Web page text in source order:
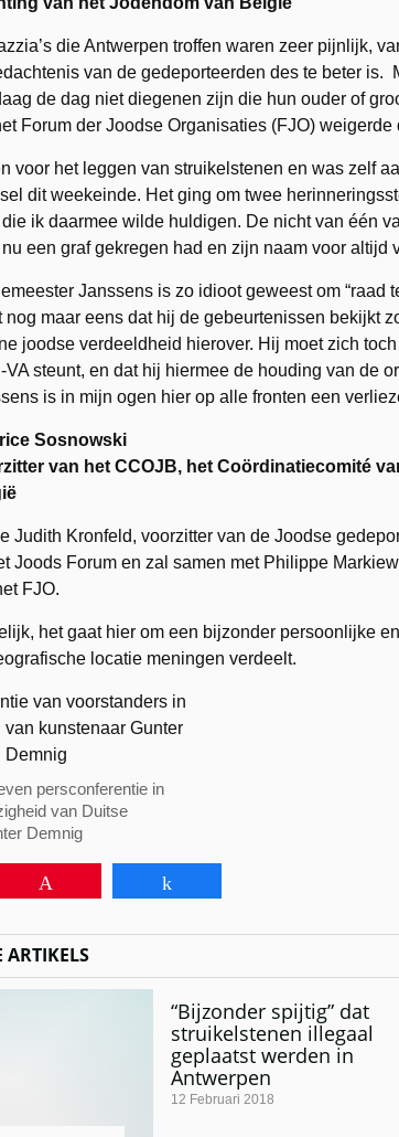
die Antwerpen troffen waren zeer pijnlijk,
van de gedeporteerden des te beter is.
de dag niet diegenen zijn die hun ouder of
Forum der Joodse Organisaties (FJO) weigerde
voor het leggen van struikelstenen en was zelf
dit weekeinde. Het ging om twee
die ik daarmee wilde huldigen. De nicht van één
een graf gekregen had en zijn naam voor altijd
Janssens is zo idioot geweest om “raad
nog maar eens dat hij de gebeurtenissen bekijkt
joodse verdeeldheid hierover. Hij moet zich
VA steunt, en dat hij hiermee de houding van de
is in mijn ogen hier op alle fronten een
Sosnowski
van het CCOJB, het Coördinatiecomité
Judith Kronfeld, voorzitter van de Joodse
Joods Forum en zal samen met Philippe
FJO.
het gaat hier om een bijzonder persoonlijke
locatie meningen verdeelt.
persconferentie in
van Duitse
Demnig
ARTIKELS
“Bijzonder spijtig” dat
struikelstenen illegaal
geplaatst werden in
Antwerpen
12 Februari 2018